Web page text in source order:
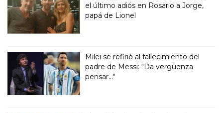
el último adiós en Rosario a Jorge,
papá de Lionel
Milei se refirió al fallecimiento del
padre de Messi: “Da vergüenza
pensar..."